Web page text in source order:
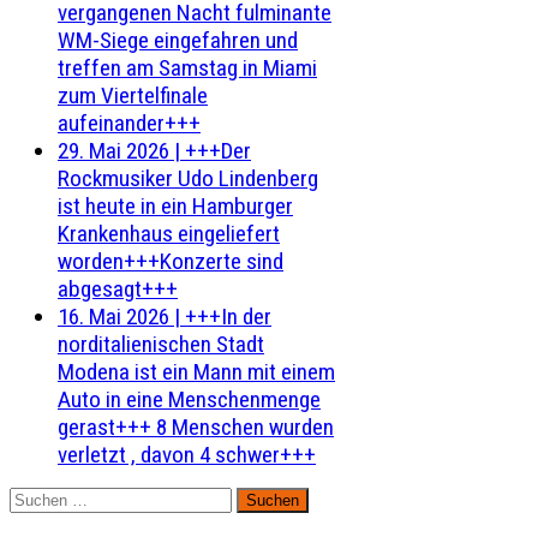
vergangenen Nacht fulminante
WM-Siege eingefahren und
treffen am Samstag in Miami
zum Viertelfinale
aufeinander+++
29. Mai 2026 | +++Der
Rockmusiker Udo Lindenberg
ist heute in ein Hamburger
Krankenhaus eingeliefert
worden+++Konzerte sind
abgesagt+++
16. Mai 2026 | +++In der
norditalienischen Stadt
Modena ist ein Mann mit einem
Auto in eine Menschenmenge
gerast+++ 8 Menschen wurden
verletzt , davon 4 schwer+++
Suchen
nach: